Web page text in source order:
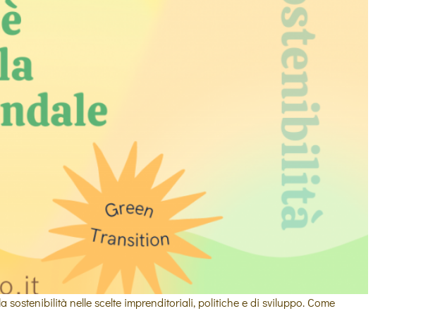
nelle scelte imprenditoriali, politiche e di sviluppo. Come